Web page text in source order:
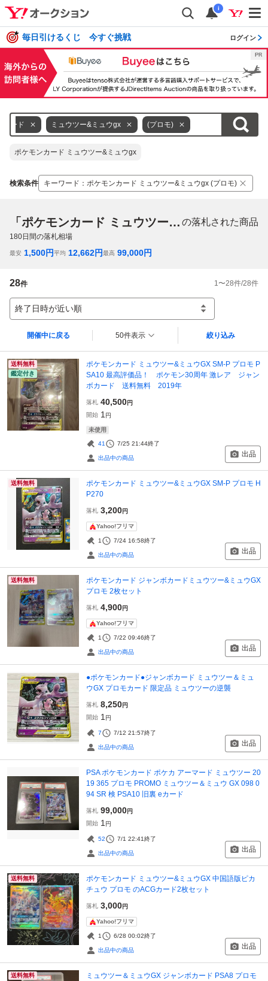
i
毎日引けるくじ 今すぐ挑戦 ログイン
カード ミュウツー&ミュウgx (プロモ)
ポケモンカード ミュウツー&ミュウgx
検索条件 キーワード ： ポケモンカード ミュウツー&ミュウgx (プロモ)
「ポケモンカード ミュウツー&ミュウgx (プロモ)」 の落札された商品
180日間の落札相場
最安 1,500円平均 12,662円最高 99,000円
28件 1 〜28件/28件
終了日時が近い順
開催中に戻る 50件表示 絞り込み
送料無料
鑑定付き
ポケモンカード ミュウツー&ミュウGX SM-P プロモ P
SA10 最高評価品！ ポケモン30周年 激レア ジャン
ボカード 送料無料 2019年
落札 40,500円
開始 1 円
未使用
41 7/25 21:44終了
出品中の商品 出品
送料無料
ポケモンカード ミュウツー&ミュウGX SM-P プロモ H
P270
落札 3,200円
Yahoo!フリマ
1 7/24 16:58終了
出品中の商品 出品
送料無料
ポケモンカード ジャンボカードミュウツー&ミュウGX
プロモ 2枚セット
落札 4,900円
Yahoo!フリマ
1 7/22 09:46終了
出品中の商品 出品
●ポケモンカード●ジャンボカード ミュウツー＆ミュ
ウGX プロモカード 限定品 ミュウツーの逆襲
落札 8,250円
開始 1 円
7 7/12 21:57終了
出品中の商品 出品
PSA ポケモンカード ポケカ アーマード ミュウツー 20
19 365 プロモ PROMO ミュウツー＆ミュウ GX 098 0
94 SR 検 PSA10 旧裏 eカード
落札 99,000円
開始 1 円
52 7/1 22:41終了
出品中の商品 出品
送料無料
ポケモンカード ミュウツー&ミュウGX 中国語版ピカ
チュウ プロモ のACGカード2枚セット
落札 3,000円
Yahoo!フリマ
1 6/28 00:02終了
出品中の商品 出品
送料無料
ミュウツー＆ミュウGX ジャンボカード PSA8 プロモ